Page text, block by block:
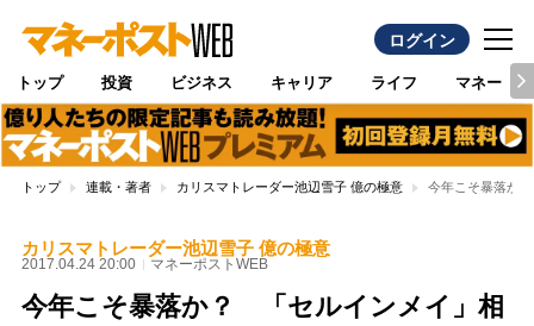
ログイン
トップ 投資 ビジネス キャリア ライフ マネー
トップ 連載・著者 カリスマトレーダー池辺雪子 億の極意 今年こそ暴落か
カリスマトレーダー池辺雪子 億の極意
2017.04.24 20:00 マネーポストWEB
今年こそ暴落か？ 「セルインメイ」相